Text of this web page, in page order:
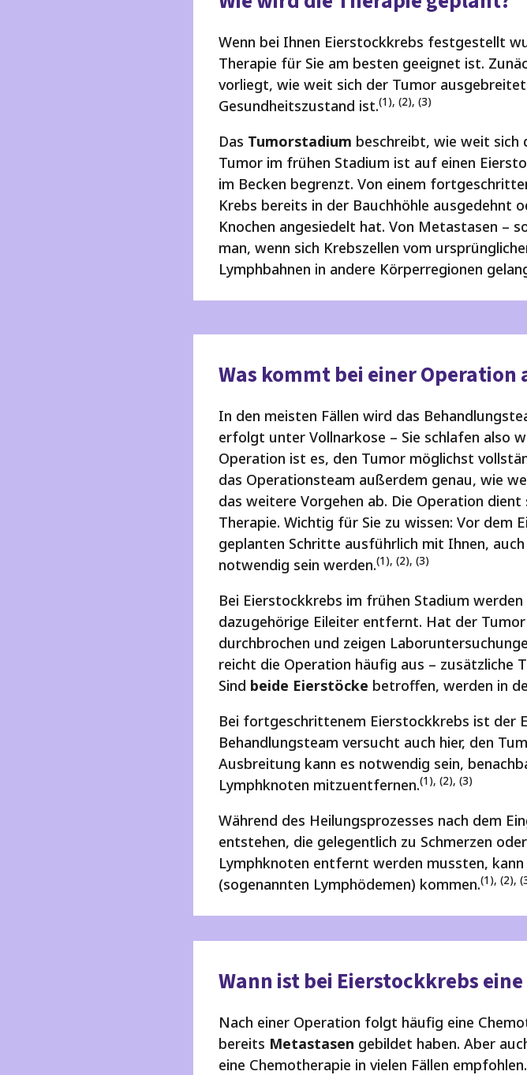
Wenn bei Ihnen Eierstockkrebs festgestellt
Therapie für Sie am besten geeignet ist.
vorliegt, wie weit sich der Tumor
Gesundheitszustand ist.(1), (2), (3)
Das Tumorstadium beschreibt, wie weit sich
Tumor im frühen Stadium ist auf einen
im Becken begrenzt. Von einem
Krebs bereits in der Bauchhöhle ausgedehnt
Knochen angesiedelt hat. Von Metastasen –
man, wenn sich Krebszellen vom
Lymphbahnen in andere Körperregionen
Was kommt bei einer Operation
In den meisten Fällen wird das
erfolgt unter Vollnarkose – Sie schlafen also
Operation ist es, den Tumor möglichst
das Operationsteam außerdem genau, wie
das weitere Vorgehen ab. Die Operation
Therapie. Wichtig für Sie zu wissen: Vor dem
geplanten Schritte ausführlich mit Ihnen,
notwendig sein werden.(1), (2), (3)
Bei Eierstockkrebs im frühen Stadium
dazugehörige Eileiter entfernt. Hat der
durchbrochen und zeigen
reicht die Operation häufig aus – zusätzliche
Sind beide Eierstöcke betroffen, werden in
Bei fortgeschrittenem Eierstockkrebs ist der
Behandlungsteam versucht auch hier, den
Ausbreitung kann es notwendig sein,
Lymphknoten mitzuentfernen.(1), (2), (3)
Während des Heilungsprozesses nach dem
entstehen, die gelegentlich zu Schmerzen
Lymphknoten entfernt werden mussten,
(sogenannten Lymphödemen) kommen.(1), (2),
Wann ist bei Eierstockkrebs
Nach einer Operation folgt häufig eine
bereits Metastasen gebildet haben. Aber
eine Chemotherapie in vielen Fällen empfohlen.